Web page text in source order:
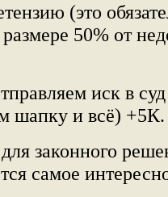
(это
50% от
иск в
шапку и всё) +5К.
законного
самое